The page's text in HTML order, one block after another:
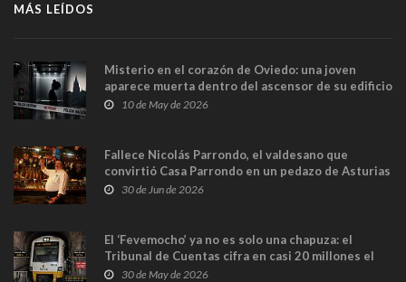
MÁS LEÍDOS
Misterio en el corazón de Oviedo: una joven
aparece muerta dentro del ascensor de su edificio
y las cámaras captan sus últimos minutos
10 de May de 2026
Fallece Nicolás Parrondo, el valdesano que
convirtió Casa Parrondo en un pedazo de Asturias
en Madrid
30 de Jun de 2026
El ‘Fevemocho’ ya no es solo una chapuza: el
Tribunal de Cuentas cifra en casi 20 millones el
sobrecoste de los trenes que no cabían por los
30 de May de 2026